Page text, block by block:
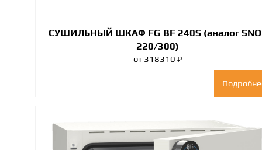
СУШИЛЬНЫЙ ШКАФ FG BF 240S (аналог
220/300)
от 318310 ₽